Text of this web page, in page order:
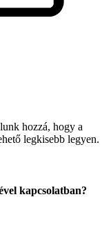
hozzá, hogy a
legkisebb legyen.
kapcsolatban?